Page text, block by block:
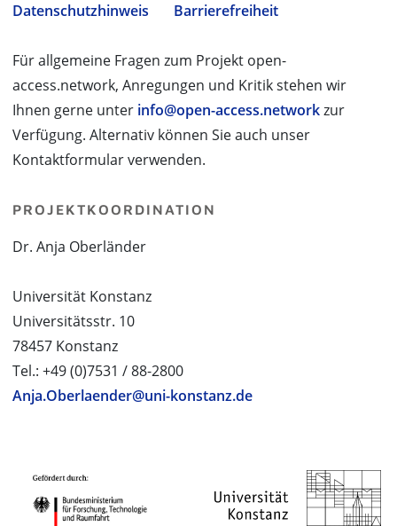
Datenschutzhinweis
Barrierefreiheit
Für allgemeine Fragen zum Projekt open-
access.network, Anregungen und Kritik stehen wir
Ihnen gerne unter info@open-access.networkzur
Verfügung. Alternativ können Sie auch unser
Kontaktformular verwenden.
PROJEKTKOORDINATION
Dr. Anja Oberländer
Universität Konstanz
Universitätsstr. 10
78457 Konstanz
Tel.: +49 (0)7531 / 88-2800
Anja.Oberlaender@uni-konstanz.de